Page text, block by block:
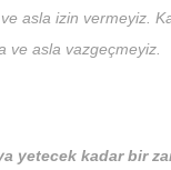
asla izin vermeyiz.
ve asla vazgeçmeyiz.
yetecek kadar bir